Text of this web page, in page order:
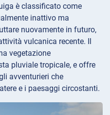
è classificato come
inattivo ma
nuovamente in futuro,
vulcanica recente. Il
vegetazione
pluviale tropicale, e offre
avventurieri che
e i paesaggi circostanti.